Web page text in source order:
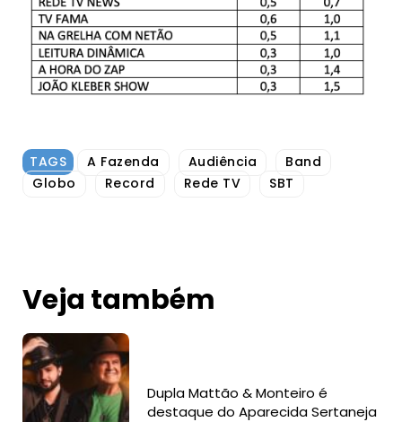
TAGS A Fazenda Audiência
Band
Globo
Record Rede TV SBT
Veja também
Dupla Mattão & Monteiro é
destaque do Aparecida Sertaneja